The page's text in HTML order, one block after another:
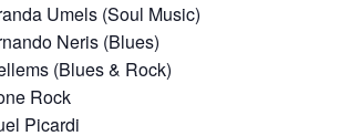
Umels (Soul Music)
Neris (Blues)
(Blues & Rock)
Rock
Picardi